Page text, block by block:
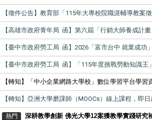
【徵件公告】教育部「115年大專校院職涯輔導教案徵
【高雄市政府青年局 函】第六屆「行銷大師養成計畫
【臺中市政府勞工局 函】2026「富市台中 就業成功
【臺中市政府勞工局 函】「115年度挑戰勞動知識王
【轉知】「中小企業網路大學校」數位學習平台學習
【轉知】亞洲大學磨課師（MOOCs）線上課程，即日
熱門 深耕教學創新 佛光大學12案獲教學實踐研究